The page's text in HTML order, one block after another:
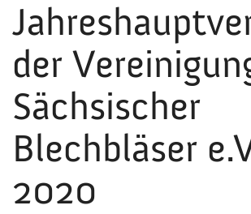
der
Sächsischer
Blechbläser
2020